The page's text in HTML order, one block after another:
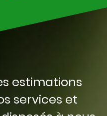
estimations
services et